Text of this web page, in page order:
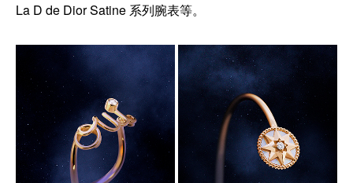
La D de Dior Satine 系列腕表等。